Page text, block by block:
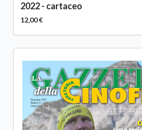
2022 - cartaceo
12,00 €